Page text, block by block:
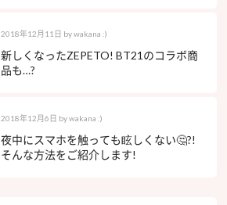
2018年12月11日 by wakana :)
新しくなったZEPETO! BT21のコラボ商
品も…?
2018年12月6日 by wakana :)
夜中にスマホを触っても眩しくない🤔?!
そんな方法をご紹介します!